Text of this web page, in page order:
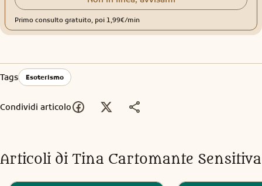
Primo consulto gratuito, poi 1,99€/min
Tags Esoterismo
Condividi articolo
Articoli di Tina Cartomante Sensitiva